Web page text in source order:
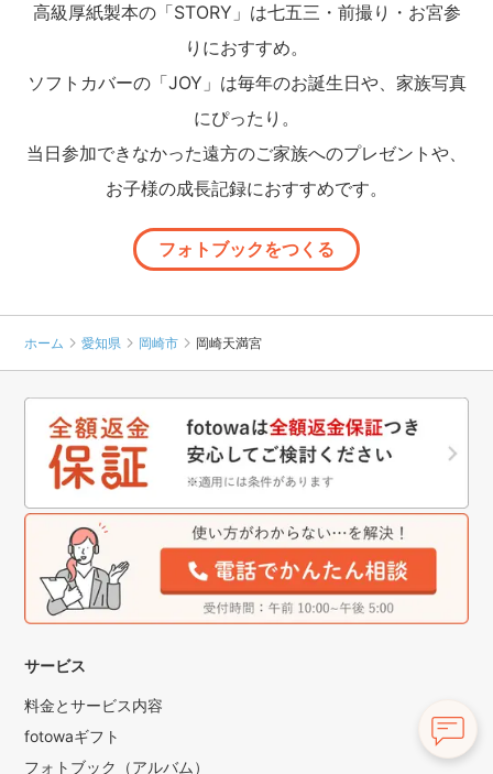
高級厚紙製本の「STORY」は七五三・前撮り・お宮参
りにおすすめ。
ソフトカバーの「JOY」は毎年のお誕生日や、家族写真
にぴったり。
当日参加できなかった遠方のご家族へのプレゼントや、
お子様の成長記録におすすめです。
フォトブックをつくる
ホーム 愛知県 岡崎市 岡崎天満宮
サービス
料金とサービス内容
fotowaギフト
フォトブック（アルバム）